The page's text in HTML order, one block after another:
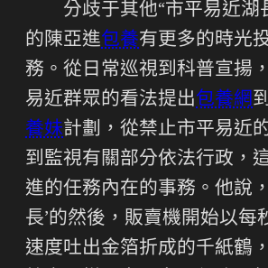
分歧于其他“市平易近湖
的陳亞進包養有更多的時光
務。從日常巡視到科普宣揚
易近群眾的看法提出包養網
養妹計劃，從禁止市平易近
到監視有關部分依法行政，
進的任務內在的事務。他說
長’的然後，販賣機開始以每
速度吐出金箔折成的千紙鶴